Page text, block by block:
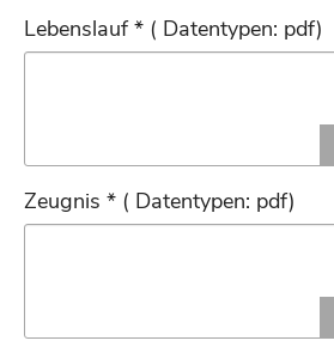
Lebenslauf * ( Datentypen: pdf)
Zeugnis * ( Datentypen: pdf)